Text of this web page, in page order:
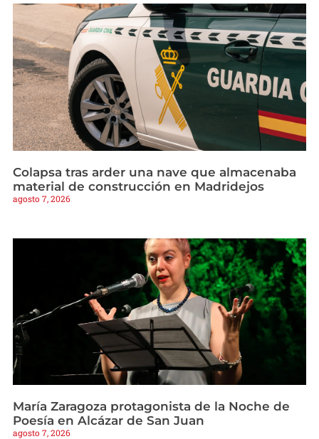
Colapsa tras arder una nave que almacenaba
material de construcción en Madridejos
agosto 7, 2026
María Zaragoza protagonista de la Noche de
Poesía en Alcázar de San Juan
agosto 7, 2026